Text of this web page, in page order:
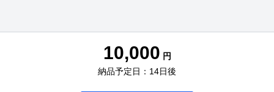
10,000 円
納品予定日：14日後